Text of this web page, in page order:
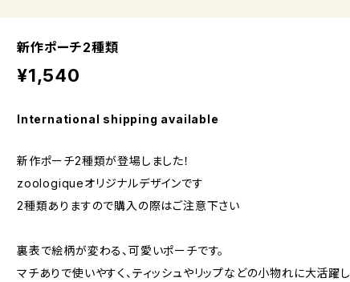
新作ポーチ2種類
¥1,540
International shipping available
新作ポーチ2種類が登場しました！
zoologiqueオリジナルデザインです
2種類ありますので購入の際はご注意下さい
裏表で絵柄が変わる、可愛いポーチです。
マチありで使いやすく、ティッシュやリップなどの小物れに大活躍し